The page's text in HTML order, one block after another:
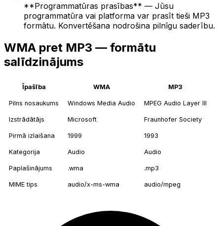
**Programmatūras prasības** — Jūsu
programmatūra vai platforma var prasīt tieši MP3
formātu. Konvertēšana nodrošina pilnīgu saderību.
WMA pret MP3 — formātu
salīdzinājums
Īpašība WMA MP3
Pilns nosaukums Windows Media Audio MPEG Audio Layer III
Izstrādātājs Microsoft Fraunhofer Society
Pirmā izlaišana 1999 1993
Kategorija Audio Audio
Paplašinājums .wma .mp3
MIME tips audio/x-ms-wma audio/mpeg